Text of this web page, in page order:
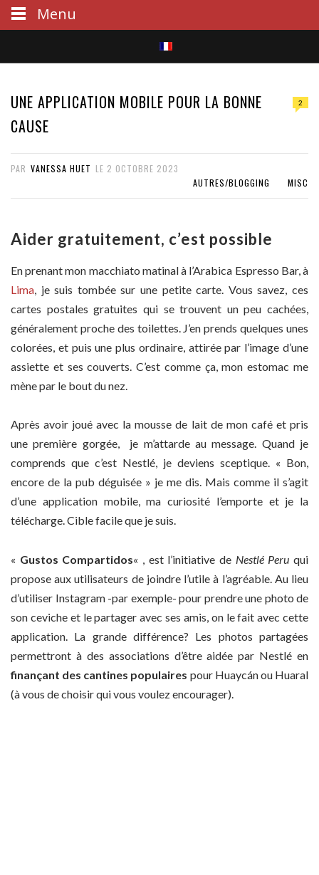
S
c
UNE APPLICATION MOBILE POUR LA BONNE
CAUSE
2
PAR VANESSA HUET LE 2 OCTOBRE 2023
AUTRES/BLOGGING
MISC
Aider gratuitement, c’est possible
En prenant mon macchiato matinal à l’Arabica Espresso Bar, à
Lima, je suis tombée sur une petite carte. Vous savez, ces
cartes postales gratuites qui se trouvent un peu cachées,
généralement proche des toilettes. J’en prends quelques unes
colorées, et puis une plus ordinaire, attirée par l’image d’une
assiette et ses couverts. C’est comme ça, mon estomac me
mène par le bout du nez.
Après avoir joué avec la mousse de lait de mon café et pris
une première gorgée, je m’attarde au message. Quand je
comprends que c’est Nestlé, je deviens sceptique. « Bon,
encore de la pub déguisée » je me dis. Mais comme il s’agit
d’une application mobile, ma curiosité l’emporte et je la
télécharge. Cible facile que je suis.
« Gustos Compartidos« , est l’initiative de Nestlé Peruqui
propose aux utilisateurs de joindre l’utile à l’agréable. Au lieu
d’utiliser Instagram -par exemple- pour prendre une photo de
son ceviche et le partager avec ses amis, on le fait avec cette
application. La grande différence? Les photos partagées
permettront à des associations d’être aidée par Nestlé en
finançant des cantines populaires pour Huaycán ou Huaral
(à vous de choisir qui vous voulez encourager).
Menu